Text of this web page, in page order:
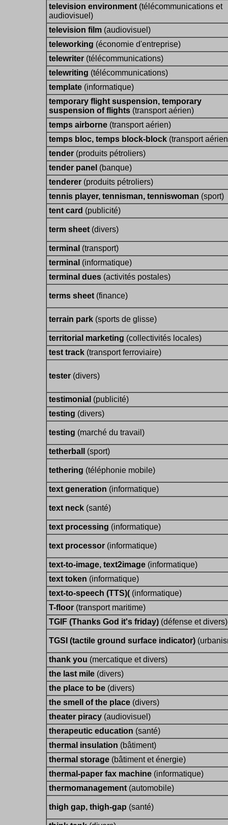
television environment (télécommunications et
audiovisuel)
television film (audiovisuel)
teleworking (économie d'entreprise)
telewriter (télécommunications)
telewriting (télécommunications)
template (informatique)
temporary flight suspension, temporary
suspension of flights (transport aérien)
temps airborne (transport aérien)
temps bloc, temps block-block (transport
tender (produits pétroliers)
tender panel (banque)
tenderer (produits pétroliers)
tennis player, tennisman, tenniswoman (sport)
tent card (publicité)
term sheet (divers)
terminal (transport)
terminal (informatique)
terminal dues (activités postales)
terms sheet (finance)
terrain park (sports de glisse)
territorial marketing (collectivités locales)
test track (transport ferroviaire)
tester (divers)
testimonial (publicité)
testing (divers)
testing (marché du travail)
tetherball (sport)
tethering (téléphonie mobile)
text generation (informatique)
text neck (santé)
text processing (informatique)
text processor (informatique)
text-to-image, text2image (informatique)
text token (informatique)
text-to-speech (TTS)( (informatique)
T-floor (transport maritime)
TGIF (Thanks God it's friday) (défense et divers)
TGSI (tactile ground surface indicator)
thank you (mercatique et divers)
the last mile (divers)
the place to be (divers)
the smell of the place (divers)
theater piracy (audiovisuel)
therapeutic education (santé)
thermal insulation (bâtiment)
thermal storage (bâtiment et énergie)
thermal-paper fax machine (informatique)
thermomanagement (automobile)
thigh gap, thigh-gap (santé)